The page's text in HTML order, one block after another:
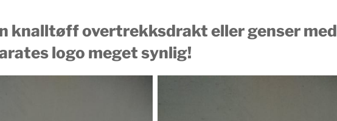
knalltøff overtrekksdrakt eller genser med
logo meget synlig!